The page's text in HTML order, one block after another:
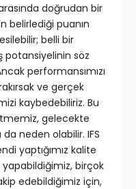
doğrudan bir
belirlediği puanın
belli bir
potansiyelinin söz
performansımızı
ve gerçek
kaybedebiliriz. Bu
gelecekte
neden olabilir. IFS
yaptığımız kalite
birçok
edebildiğimiz için,